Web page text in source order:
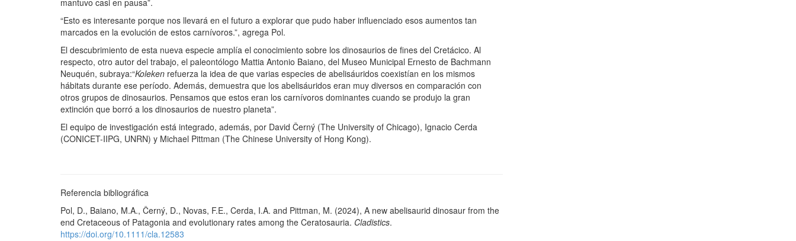
mantuvo casi en pausa”.
“Esto es interesante porque nos llevará en el futuro a explorar que pudo haber influenciado esos aumentos tan
marcados en la evolución de estos carnívoros.”, agrega Pol.
El descubrimiento de esta nueva especie amplía el conocimiento sobre los dinosaurios de fines del Cretácico. Al
respecto, otro autor del trabajo, el paleontólogo Mattia Antonio Baiano, del Museo Municipal Ernesto de Bachmann
Neuquén, subraya:“Koleken refuerza la idea de que varias especies de abelisáuridos coexistían en los mismos
hábitats durante ese período. Además, demuestra que los abelisáuridos eran muy diversos en comparación con
otros grupos de dinosaurios. Pensamos que estos eran los carnívoros dominantes cuando se produjo la gran
extinción que borró a los dinosaurios de nuestro planeta”.
El equipo de investigación está integrado, además, por David Černý (The University of Chicago), Ignacio Cerda
(CONICET-IIPG, UNRN) y Michael Pittman (The Chinese University of Hong Kong).
Referencia bibliográfica
Pol, D., Baiano, M.A., Černý, D., Novas, F.E., Cerda, I.A. and Pittman, M. (2024), A new abelisaurid dinosaur from the
end Cretaceous of Patagonia and evolutionary rates among the Ceratosauria. Cladistics.
https://doi.org/10.1111/cla.12583